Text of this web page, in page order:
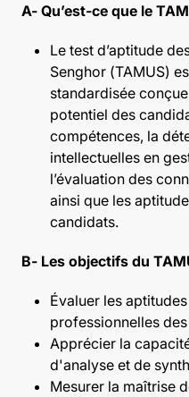
A- Qu’est-ce que le
Le test d’aptitude
Senghor (TAMUS)
standardisée
potentiel des
compétences, la
intellectuelles en
l’évaluation des
ainsi que les
candidats.
B- Les objectifs du
Évaluer les
professionnelles
Apprécier la
d'analyse et de
Mesurer la maîtrise